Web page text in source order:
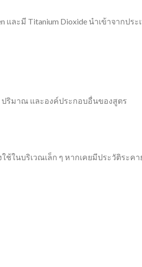
และมี Titanium Dioxide นำเข้าจากประ
ริมาณ และองค์ประกอบอื่นของสูตร
ในบริเวณเล็ก ๆ หากเคยมีประวัติระคา